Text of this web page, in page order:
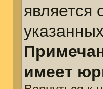
является
имеет